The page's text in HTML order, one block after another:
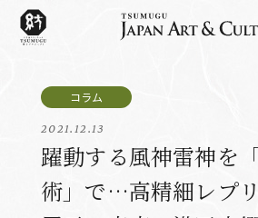
2021.12.13
躍動する風神雷神を
術」で…高精細レプ